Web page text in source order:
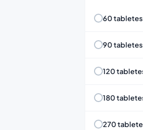
60 tabletes
90 tabletes
120
180
270